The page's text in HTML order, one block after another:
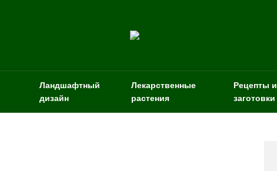
Ландшафтный
дизайн
Лекарственные
растения
Рецепты и
заготовки